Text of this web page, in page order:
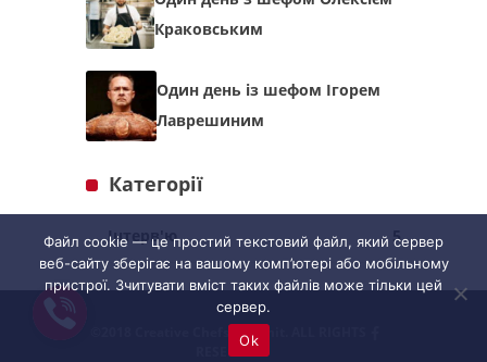
Українська English
Краковським
Один день із шефом Ігорем
Лаврешиним
Категорії
Інтерв'ю 5
©2018 Creative Chefs Summit. ALL RIGHTS
RESERVED
Файл cookie — це простий текстовий файл, який сервер
веб-сайту зберігає на вашому комп’ютері або мобільному
пристрої. Зчитувати вміст таких файлів може тільки цей
сервер.
Ok